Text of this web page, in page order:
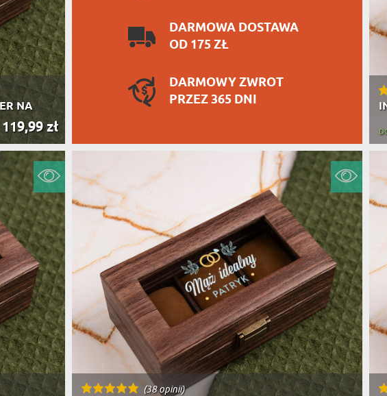
DARMOWA DOSTAWA
OD 175 ZŁ
DARMOWY ZWROT
PRZEZ 365 DNI
NA
119,99 zł
(38 opinii)